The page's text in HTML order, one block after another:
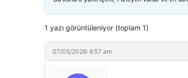
1 yazı görüntüleniyor (toplam 1)
07/05/2026: 6:57 am